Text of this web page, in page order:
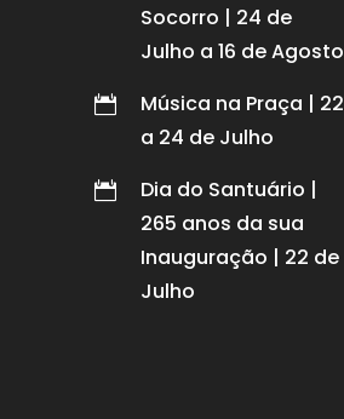
Socorro | 24 de
Julho a 16 de Agosto

Música na Praça | 22
a 24 de Julho

Dia do Santuário |
265 anos da sua
Inauguração | 22 de
Julho